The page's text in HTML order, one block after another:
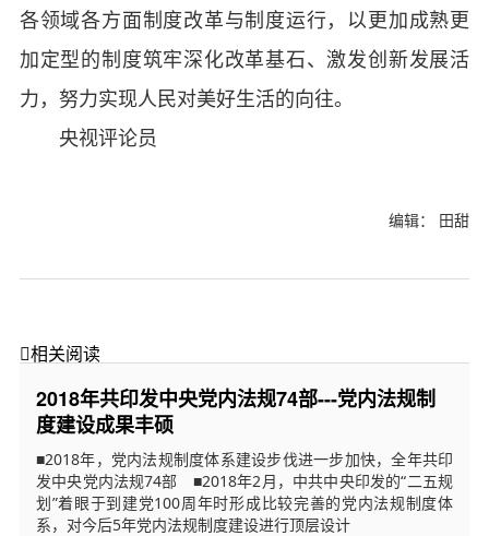
各领域各方面制度改革与制度运行，以更加成熟更
加定型的制度筑牢深化改革基石、激发创新发展活
力，努力实现人民对美好生活的向往。
央视评论员
编辑： 田甜
相关阅读
2018年共印发中央党内法规74部---党内法规制
度建设成果丰硕
■2018年，党内法规制度体系建设步伐进一步加快，全年共印
发中央党内法规74部 ■2018年2月，中共中央印发的“二五规
划”着眼于到建党100周年时形成比较完善的党内法规制度体
系，对今后5年党内法规制度建设进行顶层设计